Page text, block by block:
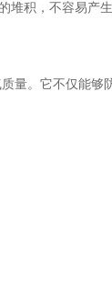
堆积，不容易产
量。它不仅能够